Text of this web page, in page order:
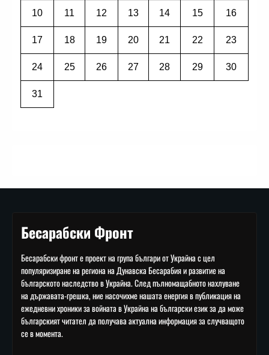
10 11 12 13 14 15 16
17 18 19 20 21 22 23
24 25 26 27 28 29 30
31
Бесарабски Фронт
Бесарабски фронт е проект на група българи от Украйна с цел
популяризиране на региона на Дунавска Бесарабия и развитие на
българското наследство в Украйна. След пълномащабното нахлуване
на държавата-грешка, ние насочихме нашата енергия в публикация на
ежедневни хроники за войната в Украйна на български език за да може
българският читател да получава актуална информация за случващото
се в момента.